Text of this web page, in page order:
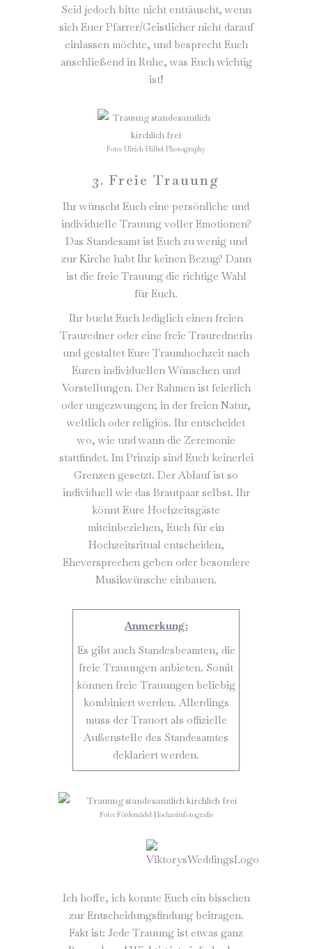
Seid jedoch bitte nicht enttäuscht, wenn
sich Euer Pfarrer/Geistlicher nicht darauf
einlassen möchte, und besprecht Euch
anschließend in Ruhe, was Euch wichtig
ist!
Foto: Ulrich Hilbel Photography
3. Freie Trauung
Ihr wünscht Euch eine persönliche und
individuelle Trauung voller Emotionen?
Das Standesamt ist Euch zu wenig und
zur Kirche habt Ihr keinen Bezug? Dann
ist die freie Trauung die richtige Wahl
für Euch.
Ihr bucht Euch lediglich einen freien
Trauredner oder eine freie Traurednerin
und gestaltet Eure Traumhochzeit nach
Euren individuellen Wünschen und
Vorstellungen. Der Rahmen ist feierlich
oder ungezwungen; in der freien Natur,
weltlich oder religiös. Ihr entscheidet
wo, wie und wann die Zeremonie
stattfindet. Im Prinzip sind Euch keinerlei
Grenzen gesetzt. Der Ablauf ist so
individuell wie das Brautpaar selbst. Ihr
könnt Eure Hochzeitsgäste
miteinbeziehen, Euch für ein
Hochzeitsritual entscheiden,
Eheversprechen geben oder besondere
Musikwünsche einbauen.
Anmerkung:
Es gibt auch Standesbeamten, die
freie Trauungen anbieten. Somit
können freie Trauungen beliebig
kombiniert werden. Allerdings
muss der Trauort als offizielle
Außenstelle des Standesamtes
deklariert werden.
Foto: Fördemädel Hochzeitsfotografie
Ich hoffe, ich konnte Euch ein bisschen
zur Entscheidungsfindung beitragen.
Fakt ist: Jede Trauung ist etwas ganz